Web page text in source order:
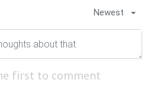
Newest
first to comment